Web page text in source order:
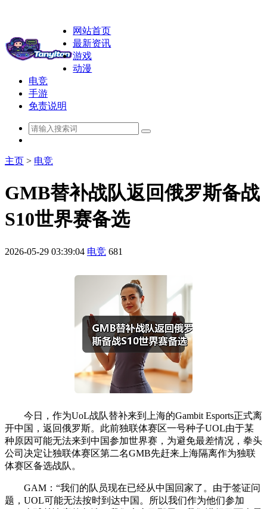
网站首页
最新资讯
游戏
动漫
电竞
手游
免责说明
主页 > 电竞
GMB替补战队返回俄罗斯备战
S10世界赛备选
2026-05-29 03:39:04 电竞 681
今日，作为UoL战队替补来到上海的Gambit Esports正式离
开中国，返回俄罗斯。此前独联体赛区一号种子UOL由于某
种原因可能无法来到中国参加世界赛，为避免最差情况，拳头
公司决定让独联体赛区第二名GMB先赶来上海隔离作为独联
体赛区备选战队。
GAM：“我们的队员现在已经从中国回家了。由于签证问
题，UOL可能无法按时到达中国。所以我们作为他们参加